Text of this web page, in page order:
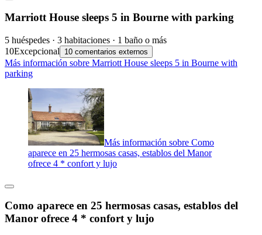
Marriott House sleeps 5 in Bourne with parking
5 huéspedes · 3 habitaciones · 1 baño o más
10Excepcional 10 comentarios externos
Más información sobre Marriott House sleeps 5 in Bourne with
parking
Más información sobre Como
aparece en 25 hermosas casas, establos del Manor
ofrece 4 * confort y lujo
Como aparece en 25 hermosas casas, establos del
Manor ofrece 4 * confort y lujo